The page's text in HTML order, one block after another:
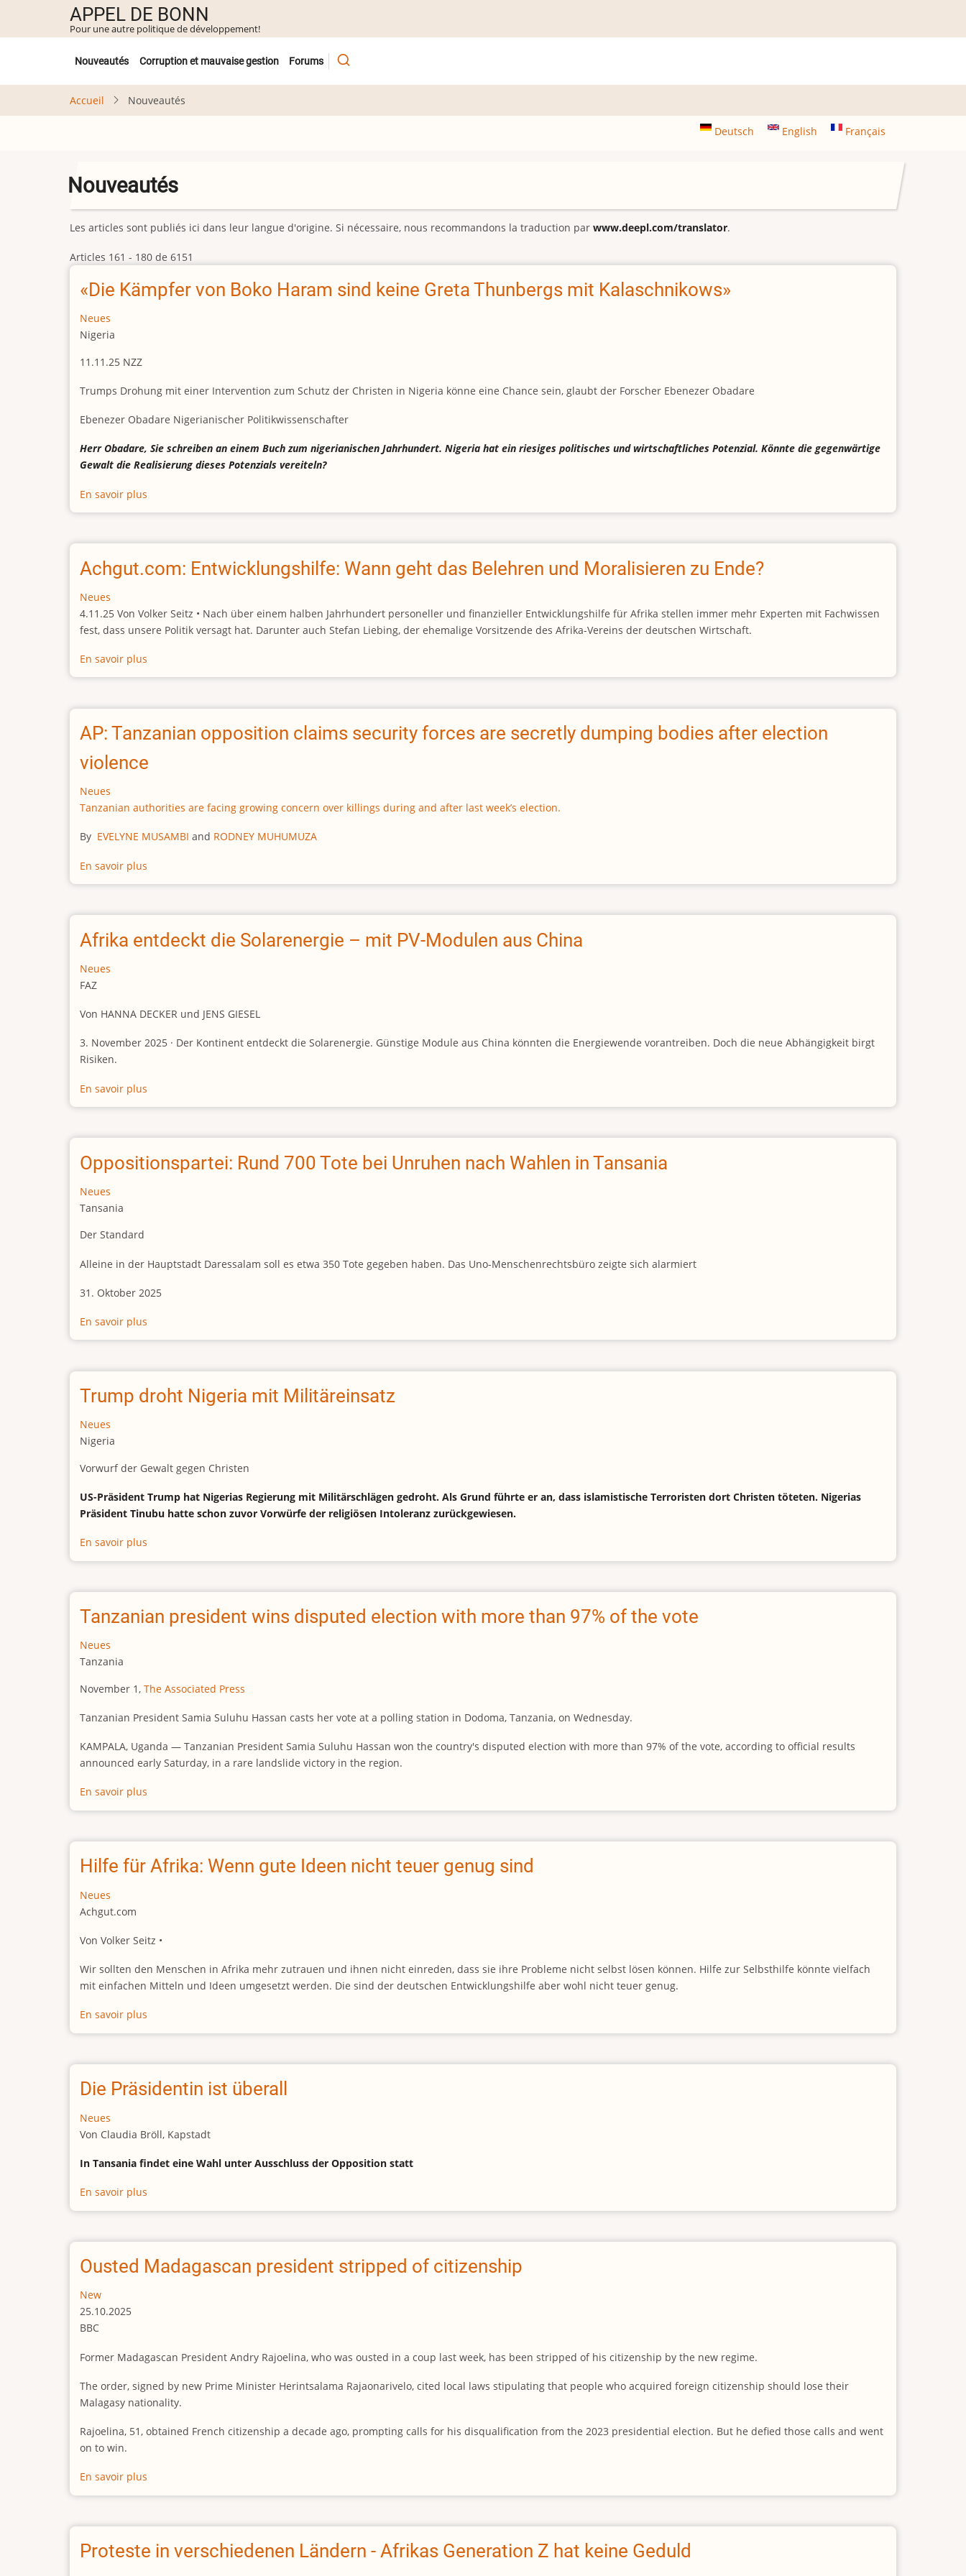
contenu
APPEL DE BONN
Pour une autre politique de développement!
Untermenü
Nouveautés Corruption et mauvaise gestion Forums
Accueil Nouveautés
Deutsch English Français
Nouveautés
Les articles sont publiés ici dans leur langue d'origine. Si nécessaire, nous recommandons la traduction par www.deepl.com/translator.
Articles 161 - 180 de 6151
«Die Kämpfer von Boko Haram sind keine Greta Thunbergs mit Kalaschnikows»
Neues
Nigeria
11.11.25 NZZ
Trumps Drohung mit einer Intervention zum Schutz der Christen in Nigeria könne eine Chance sein, glaubt der Forscher Ebenezer Obadare
Ebenezer Obadare Nigerianischer Politikwissenschafter
Herr Obadare, Sie schreiben an einem Buch zum nigerianischen Jahrhundert. Nigeria hat ein riesiges politisches und wirtschaftliches Potenzial. Könnte die gegenwärtige
Gewalt die Realisierung dieses Potenzials vereiteln?
En savoir plus
«Die
von
Haram
keine
Greta
Kalaschnikows»
Achgut.com: Entwicklungshilfe: Wann geht das Belehren und Moralisieren zu Ende?
Neues
4.11.25 Von Volker Seitz • Nach über einem halben Jahrhundert personeller und finanzieller Entwicklungshilfe für Afrika stellen immer mehr Experten mit Fachwissen
fest, dass unsere Politik versagt hat. Darunter auch Stefan Liebing, der ehemalige Vorsitzende des Afrika-Vereins der deutschen Wirtschaft.
En savoir plus
Achgut.com:
Wann
das
Belehren
zu
AP: Tanzanian opposition claims security forces are secretly dumping bodies after election
violence
Neues
Tanzanian authorities are facing growing concern over killings during and after last week’s election.
By EVELYNE MUSAMBI and RODNEY MUHUMUZA
En savoir plus
AP:
opposition
claims
security
dumping
after
Afrika entdeckt die Solarenergie – mit PV-Modulen aus China
Neues
FAZ
Von HANNA DECKER und JENS GIESEL
3. November 2025 · Der Kontinent entdeckt die Solarenergie. Günstige Module aus China könnten die Energiewende vorantreiben. Doch die neue Abhängigkeit birgt
Risiken.
En savoir plus
Afrika
die
Solarenergie
–
Oppositionspartei: Rund 700 Tote bei Unruhen nach Wahlen in Tansania
Neues
Tansania
Der Standard
Alleine in der Hauptstadt Daressalam soll es etwa 350 Tote gegeben haben. Das Uno-Menschenrechtsbüro zeigte sich alarmiert
31. Oktober 2025
En savoir plus
Oppositionspartei:
700
Tote
bei
in
Trump droht Nigeria mit Militäreinsatz
Neues
Nigeria
Vorwurf der Gewalt gegen Christen
US-Präsident Trump hat Nigerias Regierung mit Militärschlägen gedroht. Als Grund führte er an, dass islamistische Terroristen dort Christen töteten. Nigerias
Präsident Tinubu hatte schon zuvor Vorwürfe der religiösen Intoleranz zurückgewiesen.
En savoir plus
Trump
Nigeria
Militäreinsatz
Tanzanian president wins disputed election with more than 97% of the vote
Neues
Tanzania
November 1,The Associated Press
Tanzanian President Samia Suluhu Hassan casts her vote at a polling station in Dodoma, Tanzania, on Wednesday.
KAMPALA, Uganda — Tanzanian President Samia Suluhu Hassan won the country's disputed election with more than 97% of the vote, according to official results
announced early Saturday, in a rare landslide victory in the region.
En savoir plus
Tanzanian
wins
disputed
election
97%
the
vote
Hilfe für Afrika: Wenn gute Ideen nicht teuer genug sind
Neues
Achgut.com
Von Volker Seitz •
Wir sollten den Menschen in Afrika mehr zutrauen und ihnen nicht einreden, dass sie ihre Probleme nicht selbst lösen können. Hilfe zur Selbsthilfe könnte vielfach
mit einfachen Mitteln und Ideen umgesetzt werden. Die sind der deutschen Entwicklungshilfe aber wohl nicht teuer genug.
En savoir plus
Hilfe
Afrika:
Wenn
gute
nicht
genug
Die Präsidentin ist überall
Neues
Von Claudia Bröll, Kapstadt
In Tansania findet eine Wahl unter Ausschluss der Opposition statt
En savoir plus
Die
ist
überall
Ousted Madagascan president stripped of citizenship
New
25.10.2025
BBC
Former Madagascan President Andry Rajoelina, who was ousted in a coup last week, has been stripped of his citizenship by the new regime.
The order, signed by new Prime Minister Herintsalama Rajaonarivelo, cited local laws stipulating that people who acquired foreign citizenship should lose their
Malagasy nationality.
Rajoelina, 51, obtained French citizenship a decade ago, prompting calls for his disqualification from the 2023 presidential election. But he defied those calls and went
on to win.
En savoir plus
Ousted
president
stripped
of
Proteste in verschiedenen Ländern - Afrikas Generation Z hat keine Geduld